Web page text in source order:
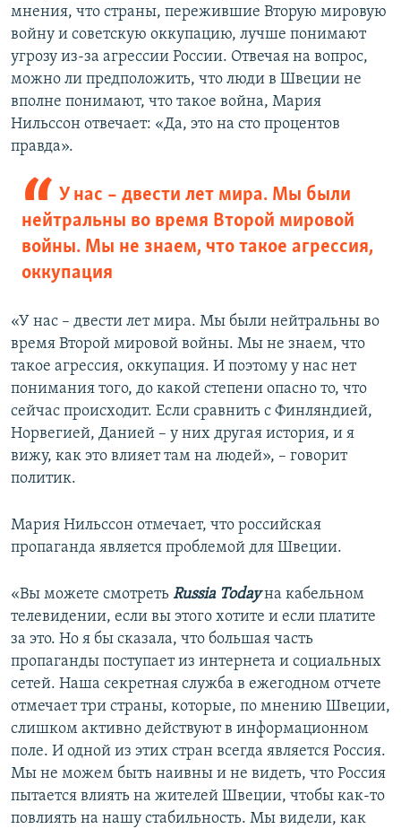
мнения, что страны, пережившие Вторую мировую
войну и советскую оккупацию, лучше понимают
угрозу из-за агрессии России. Отвечая на вопрос,
можно ли предположить, что люди в Швеции не
вполне понимают, что такое война, Мария
Нильссон отвечает: «Да, это на сто процентов
правда».
У нас – двести лет мира. Мы были
нейтральны во время Второй мировой
войны. Мы не знаем, что такое агрессия,
оккупация
«У нас – двести лет мира. Мы были нейтральны во
время Второй мировой войны. Мы не знаем, что
такое агрессия, оккупация. И поэтому у нас нет
понимания того, до какой степени опасно то, что
сейчас происходит. Если сравнить с Финляндией,
Норвегией, Данией – у них другая история, и я
вижу, как это влияет там на людей», – говорит
политик.
Мария Нильссон отмечает, что российская
пропаганда является проблемой для Швеции.
«Вы можете смотреть Russia Todayна кабельном
телевидении, если вы этого хотите и если платите
за это. Но я бы сказала, что большая часть
пропаганды поступает из интернета и социальных
сетей. Наша секретная служба в ежегодном отчете
отмечает три страны, которые, по мнению Швеции,
слишком активно действуют в информационном
поле. И одной из этих стран всегда является Россия.
Мы не можем быть наивны и не видеть, что Россия
пытается влиять на жителей Швеции, чтобы как-то
повлиять на нашу стабильность. Мы видели, как